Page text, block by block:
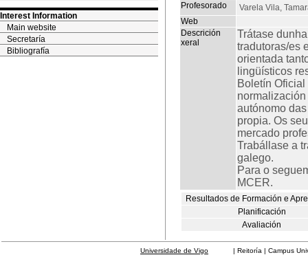
Interest Information
Main website
Secretaría
Bibliografía
Profesorado
Varela Vila,
Web
Descrición
xeral
Trátase
tradutoras/es
orientada
lingüísticos
Boletín
autónomo
propia. Os
mercado
Trabállase a
galego.
Para o
MCER.
Resultados de Formación e
Planificación
Avaliación
Universidade de Vigo | Reitoría | Campus